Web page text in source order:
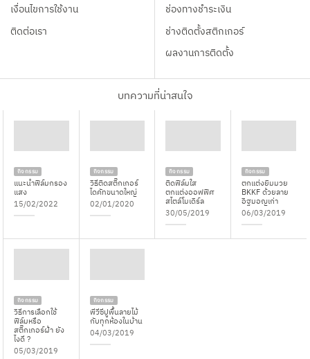
เงื่อนไขการใช้งาน
ติดต่อเรา
ช่องทางชำระเงิน
ช่างติดตั้งสติกเกอร์
ผลงานการติดตั้ง
บทความที่น่าสนใจ
กิจกรรม
แนะนำฟิล์มกรอง
แสง
15/02/2022
กิจกรรม
วิธีติดสติ๊กเกอร์
ไดคัทขนาดใหญ่
02/01/2020
กิจกรรม
ติดฟิล์มใส
ตกแต่งออฟฟิศ
สไตล์โมเดิร์ล
30/05/2019
กิจกรรม
ตกแต่งยิมมวย
BKKF ด้วยลาย
อิฐมอญเก่า
06/03/2019
กิจกรรม
วิธีการเลือกใช้
ฟิล์มหรือ
สติ๊กเกอร์ฝ้า ยัง
ไงดี ?
05/03/2019
กิจกรรม
พีวีซีปูพื้นลายไม้
กับทุกห้องในบ้าน
04/03/2019